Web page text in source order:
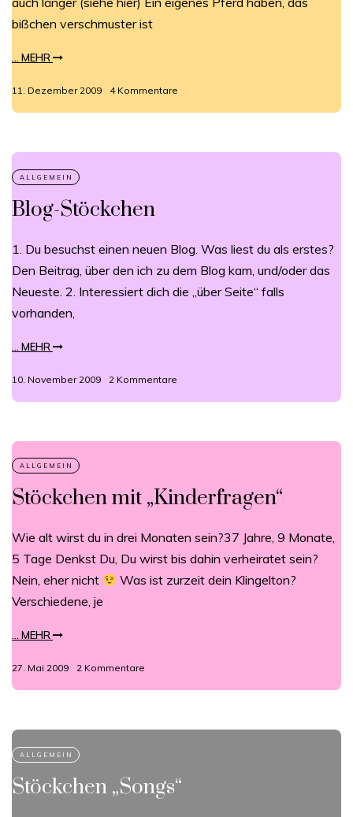
bißchen verschmuster ist
... MEHR
11. Dezember 2009 4 Kommentare
Blog-Stöckchen
1. Du besuchst einen neuen Blog. Was liest du als erstes?
Den Beitrag, über den ich zu dem Blog kam, und/oder das
Neueste. 2. Interessiert dich die „über Seite“ falls
vorhanden,
... MEHR
10. November 2009 2 Kommentare
Stöckchen mit „Kinderfragen“
Wie alt wirst du in drei Monaten sein?37 Jahre, 9 Monate,
5 Tage Denkst Du, Du wirst bis dahin verheiratet sein?
Nein, eher nicht
Was ist zurzeit dein Klingelton?
Verschiedene, je
... MEHR
27. Mai 2009 2 Kommentare
Stöckchen „Songs“